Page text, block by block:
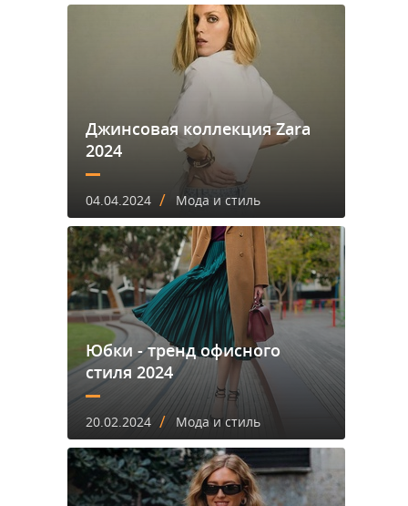
Джинсовая коллекция Zara
2024
04.04.2024 / Мода и стиль
Юбки - тренд офисного
стиля 2024
20.02.2024 / Мода и стиль